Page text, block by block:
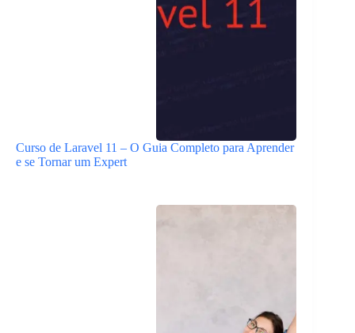
Curso de Laravel 11 – O Guia Completo para Aprender
e se Tornar um Expert